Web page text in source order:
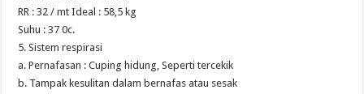
RR : 32 / mt Ideal : 58,5 kg
Suhu : 37 0c.
5. Sistem respirasi
a. Pernafasan : Cuping hidung, Seperti tercekik
b. Tampak kesulitan dalam bernafas atau sesak